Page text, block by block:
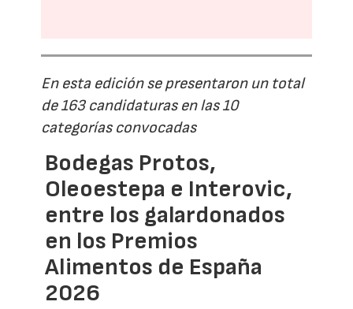
En esta edición se presentaron un total
de 163 candidaturas en las 10
categorías convocadas
Bodegas Protos,
Oleoestepa e Interovic,
entre los galardonados
en los Premios
Alimentos de España
2026